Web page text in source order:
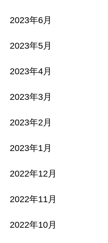
2023年6月
2023年5月
2023年4月
2023年3月
2023年2月
2023年1月
2022年12月
2022年11月
2022年10月